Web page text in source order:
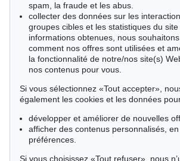
Art concret
Art abstrait avant 45
Op Art
Art abstrait d'après 45
Catalogues raisonnés et littérature
Le livre des Modernes
Art conceptuel/ minimalisme
ZERO
J’accepte de recevoir de la part de Ketterer
domaines et dates sélectionnés. Mes
spam, la fraude et les abus.
collecter des données sur les
groupes cibles et les statistiques du
informations obtenues, nous
comment nos offres sont utilisées et
la fonctionnalité de notre/nos site(s)
nos contenus pour vous.
Si vous sélectionnez «Tout accepter»,
également les cookies et les données
développer et améliorer de nouvelles
afficher des contenus personnalisés,
préférences.
Si vous choisissez «Tout refuser», nous